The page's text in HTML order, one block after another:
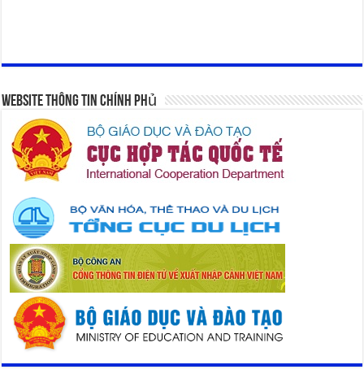
Website Thông Tin Chính Phủ